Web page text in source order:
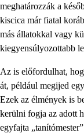
meghatározzák a
kiscica már fiatal
más állatokkal vagy
kiegyensúlyozottabb
Az is előfordulhat,
át, például megijed
Ezek az élmények is
kerülni fogja az adott
egyfajta